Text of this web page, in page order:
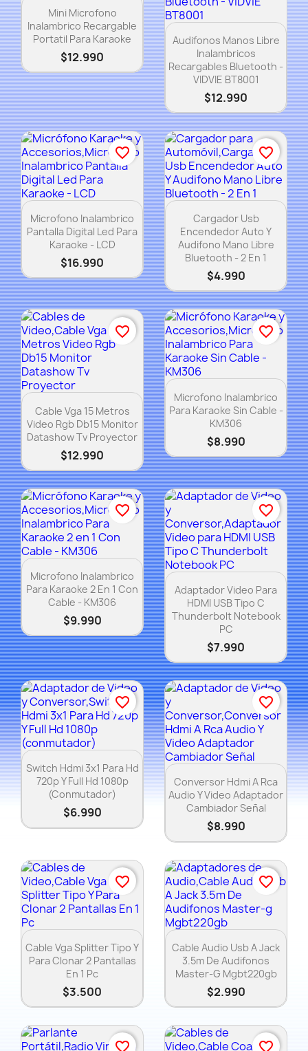
Vista rápida
Mini Microfono
Inalambrico Recargable
Portatil Para Karaoke
$12.990
Vista rápida
Audifonos Manos Libre
Inalambricos
Recargables Bluetooth -
VIDVIE BT8001
$12.990
Vista rápida
Microfono Inalambrico
Pantalla Digital Led Para
Karaoke - LCD
$16.990
favorite_border
Vista rápida
Cargador Usb
Encendedor Auto Y
Audifono Mano Libre
Bluetooth - 2 En 1
$4.990
favorite_border
Vista rápida
Cable Vga 15 Metros
Video Rgb Db15 Monitor
Datashow Tv Proyector
$12.990
favorite_border
Vista rápida
Microfono Inalambrico
Para Karaoke Sin Cable -
KM306
$8.990
favorite_border
Vista rápida
Microfono Inalambrico
Para Karaoke 2 En 1 Con
Cable - KM306
$9.990
favorite_border
Vista rápida
Adaptador Video Para
HDMI USB Tipo C
Thunderbolt Notebook
PC
$7.990
favorite_border
 Vista rápida
Switch Hdmi 3x1 Para Hd
720p Y Full Hd 1080p
(conmutador)
$6.990
favorite_border
Vista rápida
Conversor Hdmi A Rca
Audio Y Video Adaptador
Cambiador Señal
$8.990
favorite_border
Vista rápida
Cable Vga Splitter Tipo Y
Para Clonar 2 Pantallas
En 1 Pc
$3.500
favorite_border
 Vista rápida
Cable Audio Usb A Jack
3.5m De Audifonos
Master-G Mgbt220gb
$2.990
favorite_border
favorite_border favorite_border